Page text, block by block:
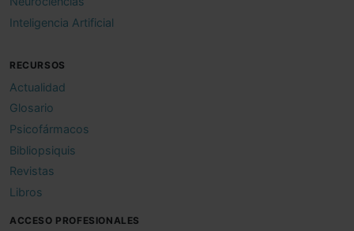
Inteligencia Artificial
RECURSOS
Actualidad
Glosario
Psicofármacos
Bibliopsiquis
Revistas
Libros
ACCESO PROFESIONALES